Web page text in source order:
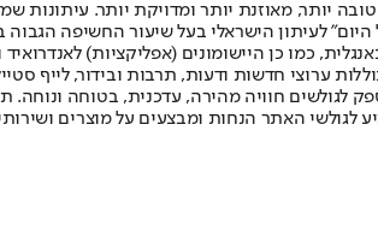
יותר, מאוזנת יותר ומדויקת יותר. עיתונות
הראשונה פורסמה ב-30 ביולי 2007, וב-2010 הפך "ישראל היום"
ערוצי חדשות ודעות, תרבות ובידור, לייף
לגולשים חוויה מהירה, עדכנית, בטוחה
לגולשי האתר הנחות ומבצעים על מוצרים